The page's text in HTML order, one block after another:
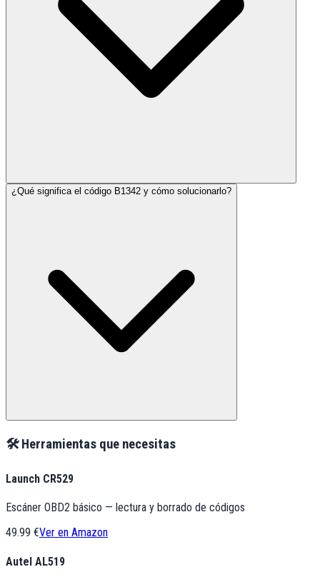
¿Qué significa el código B1342 y cómo solucionarlo?
🛠️ Herramientas que necesitas
Launch CR529
Escáner OBD2 básico — lectura y borrado de códigos
49.99 €Ver en Amazon
Autel AL519